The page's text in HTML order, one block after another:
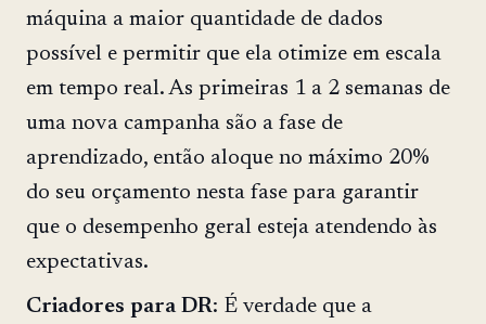
máquina a maior quantidade de dados
possível e permitir que ela otimize em escala
em tempo real. As primeiras 1 a 2 semanas de
uma nova campanha são a fase de
aprendizado, então aloque no máximo 20%
do seu orçamento nesta fase para garantir
que o desempenho geral esteja atendendo às
expectativas.
Criadores para DR: É verdade que a